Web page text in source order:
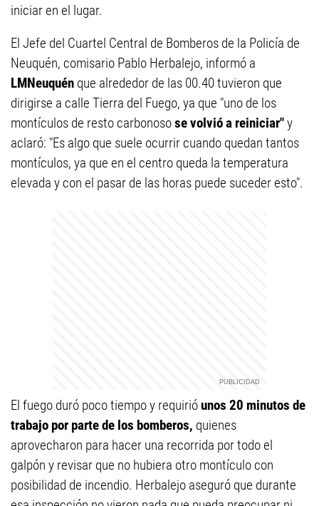
iniciar en el lugar.
El Jefe del Cuartel Central de Bomberos de la Policía de
Neuquén, comisario Pablo Herbalejo, informó a
LMNeuquén que alrededor de las 00.40 tuvieron que
dirigirse a calle Tierra del Fuego, ya que "uno de los
montículos de resto carbonosose volvió a reiniciar"y
aclaró: "Es algo que suele ocurrir cuando quedan tantos
montículos, ya que en el centro queda la temperatura
elevada y con el pasar de las horas puede suceder esto".
El fuego duró poco tiempo y requirióunos 20 minutos de
trabajo por parte de los bomberos, quienes
aprovecharon para hacer una recorrida por todo el
galpón y revisar que no hubiera otro montículo con
posibilidad de incendio. Herbalejo aseguró que durante